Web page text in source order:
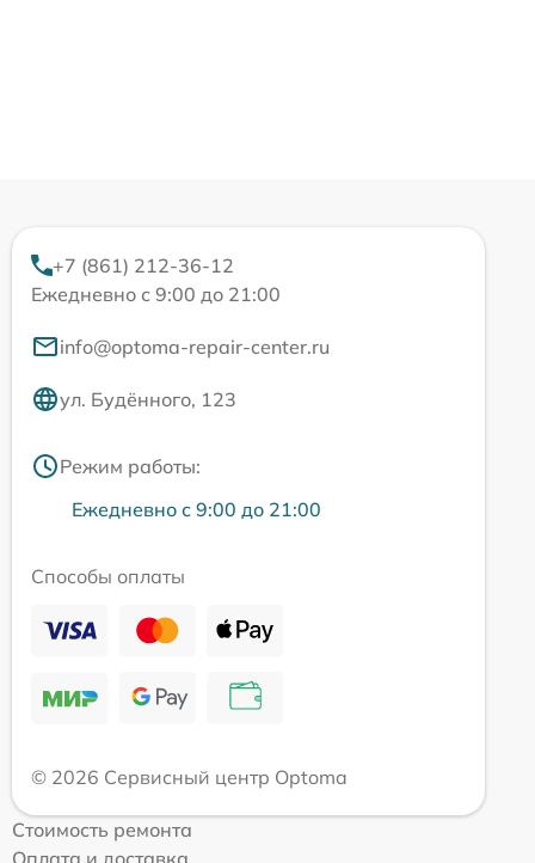
+7 (861) 212-36-12
Ежедневно с 9:00 до 21:00
info@optoma-repair-center.ru
ул. Будённого, 123
Режим работы:
Ежедневно с 9:00 до 21:00
Способы оплаты
© 2026 Сервисный центр Optoma
Стоимость ремонта
Оплата и доставка